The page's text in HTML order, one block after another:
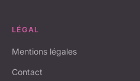
LÉGAL
Mentions légales
Contact